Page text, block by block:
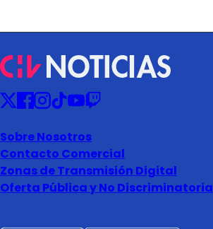
Sobre Nosotros
Contacto Comercial
Zonas de Transmisión Digital
Oferta Pública y No Discriminatoria